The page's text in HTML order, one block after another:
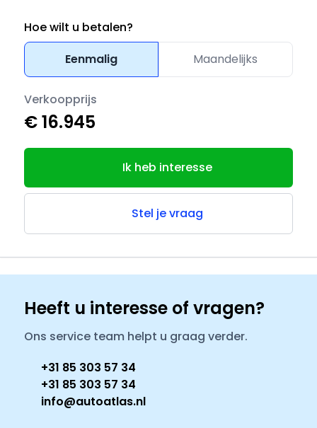
Hoe wilt u betalen?
Eenmalig
Maandelijks
Verkoopprijs
€ 16.945
Ik heb interesse
Stel je vraag
Heeft u interesse of vragen?
Ons service team helpt u graag verder.
+31 85 303 57 34
+31 85 303 57 34
info@autoatlas.nl